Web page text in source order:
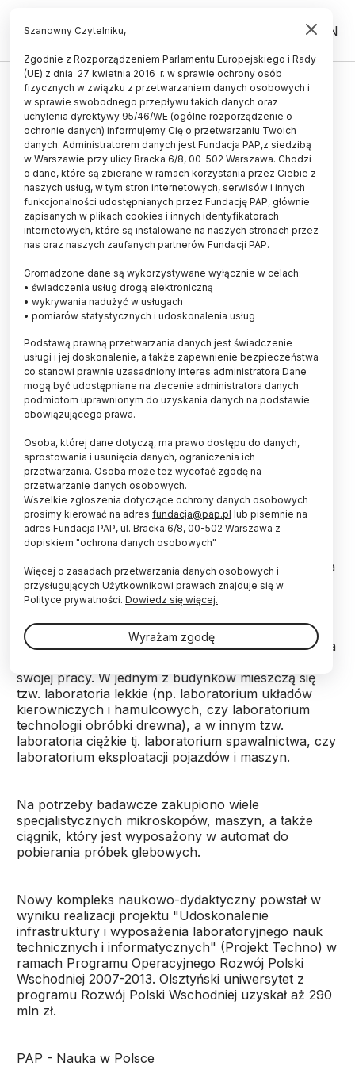
PL EN
UCZELNIE I INSTYTUCJE
Na olsztyńskim uniwersytecie
otwarto kompleks laboratoriów
05.08.2012
aktualizacja: 05.08.2012
1 minuta czytania
Foto: Fotolia
Na Uniwersytecie Warmińsko-Mazurskim otwarto
we czwartek kompleks laboratoriów, z których
korzystać będą naukowcy i studenci wydziału
zł.
W olsztyńskim kampusie uniwersyteckim w dzielnicy
Kortowo dla wydziału nauk technicznych
zbudowano od podstaw trzy budynki, w których
rozlokowano laboratoria i sprzęt badawczy dla
studentów kierunków: edukacja techniczno-
informatyczna, mechanika i budowa maszyn,
technika rolnicza i leśna, energetyka, inżynieria
bezpieczeństwa i mechatronika.
Wartość inwestycji to 23 mln zł, z czego 15 mln zł
przeznaczono na wybudowanie trzech budynków, a
8 mln zł wydano na zakup aparatury badawczej i
wyposażenie laboratoriów.
Jak poinformowano PAP, uniwersyteckie laboratoria
swojej pracy. W jednym z budynków mieszczą się
tzw. laboratoria lekkie (np. laboratorium układów
kierowniczych i hamulcowych, czy laboratorium
technologii obróbki drewna), a w innym tzw.
laboratoria ciężkie tj. laboratorium spawalnictwa, czy
laboratorium eksploatacji pojazdów i maszyn.
Na potrzeby badawcze zakupiono wiele
specjalistycznych mikroskopów, maszyn, a także
ciągnik, który jest wyposażony w automat do
pobierania próbek glebowych.
Nowy kompleks naukowo-dydaktyczny powstał w
wyniku realizacji projektu "Udoskonalenie
infrastruktury i wyposażenia laboratoryjnego nauk
technicznych i informatycznych" (Projekt Techno) w
ramach Programu Operacyjnego Rozwój Polski
Wschodniej 2007-2013. Olsztyński uniwersytet z
programu Rozwój Polski Wschodniej uzyskał aż 290
mln zł.
PAP - Nauka w Polsce
Szanowny Czytelniku,
Zgodnie z Rozporządzeniem Parlamentu Europejskiego i Rady
(UE) z dnia 27 kwietnia 2016 r. w sprawie ochrony osób
fizycznych w związku z przetwarzaniem danych osobowych i
w sprawie swobodnego przepływu takich danych oraz
uchylenia dyrektywy 95/46/WE (ogólne rozporządzenie o
ochronie danych) informujemy Cię o przetwarzaniu Twoich
danych. Administratorem danych jest Fundacja PAP,z siedzibą
w Warszawie przy ulicy Bracka 6/8, 00-502 Warszawa. Chodzi
o dane, które są zbierane w ramach korzystania przez Ciebie z
naszych usług, w tym stron internetowych, serwisów i innych
funkcjonalności udostępnianych przez Fundację PAP, głównie
zapisanych w plikach cookies i innych identyfikatorach
internetowych, które są instalowane na naszych stronach przez
nas oraz naszych zaufanych partnerów Fundacji PAP.
Gromadzone dane są wykorzystywane wyłącznie w celach:
• świadczenia usług drogą elektroniczną
• wykrywania nadużyć w usługach
• pomiarów statystycznych i udoskonalenia usług
Podstawą prawną przetwarzania danych jest świadczenie
usługi i jej doskonalenie, a także zapewnienie bezpieczeństwa
co stanowi prawnie uzasadniony interes administratora Dane
mogą być udostępniane na zlecenie administratora danych
podmiotom uprawnionym do uzyskania danych na podstawie
obowiązującego prawa.
Osoba, której dane dotyczą, ma prawo dostępu do danych,
sprostowania i usunięcia danych, ograniczenia ich
przetwarzania. Osoba może też wycofać zgodę na
przetwarzanie danych osobowych.
Wszelkie zgłoszenia dotyczące ochrony danych osobowych
prosimy kierować na adres fundacja@pap.pl lub pisemnie na
adres Fundacja PAP, ul. Bracka 6/8, 00-502 Warszawa z
dopiskiem "ochrona danych osobowych"
Więcej o zasadach przetwarzania danych osobowych i
przysługujących Użytkownikowi prawach znajduje się w
Polityce prywatności. Dowiedz się więcej.
Wyrażam zgodę